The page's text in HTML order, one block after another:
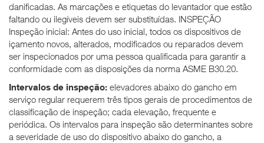
danificadas. As marcações e etiquetas do levantador que estão
faltando ou ilegíveis devem ser substituídas. INSPEÇÃO
Inspeção inicial: Antes do uso inicial, todos os dispositivos de
içamento novos, alterados, modificados ou reparados devem
ser inspecionados por uma pessoa qualificada para garantir a
conformidade com as disposições da norma ASME B30.20.
Intervalos de inspeção: elevadores abaixo do gancho em
serviço regular requerem três tipos gerais de procedimentos de
classificação de inspeção; cada elevação, frequente e
periódica. Os intervalos para inspeção são determinantes sobre
a severidade de uso do dispositivo abaixo do gancho, a